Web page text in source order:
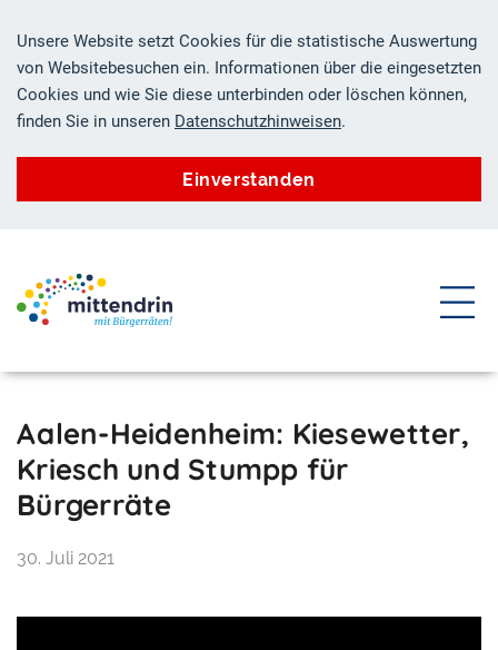
Unsere Website setzt Cookies für die statistische Auswertung
von Websitebesuchen ein. Informationen über die eingesetzten
Cookies und wie Sie diese unterbinden oder löschen können,
finden Sie in unseren Datenschutzhinweisen.
Einverstanden
ZUR SUCHE SPRINGEN
Aalen-Heidenheim: Kiesewetter,
Kriesch und Stumpp für
Bürgerräte
30. Juli 2021